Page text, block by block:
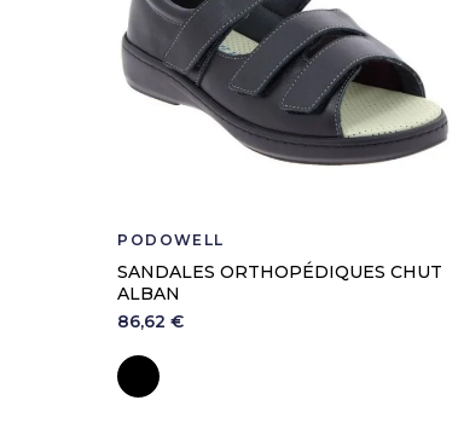
PODOWELL
SANDALES ORTHOPÉDIQUES CHUT
ALBAN
86,62 €